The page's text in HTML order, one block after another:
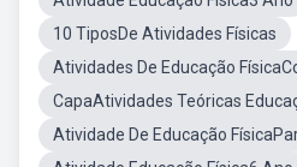
10 TiposDe Atividades Físicas
Atividades De Educação
CapaAtividades Teóricas
Atividade De Educação